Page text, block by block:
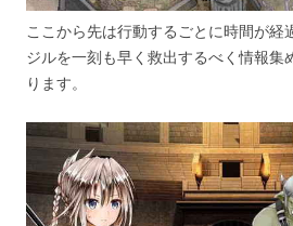
ここから先は行動するごとに時間が経
ジルを一刻も早く救出するべく情報集
ります。